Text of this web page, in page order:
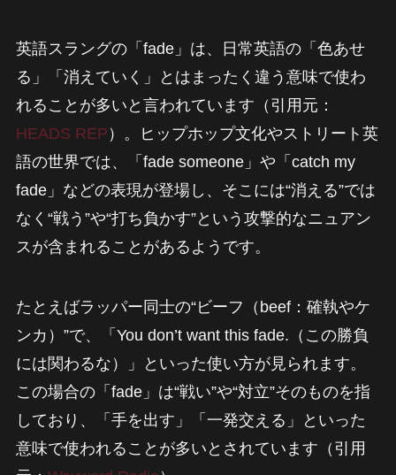
英語スラングの「fade」は、日常英語の「色あせ
る」「消えていく」とはまったく違う意味で使わ
れることが多いと言われています（引用元：
HEADS REP ）。ヒップホップ文化やストリート英
語の世界では、「fade someone」や「catch my
fade」などの表現が登場し、そこには“消える”では
なく“戦う”や“打ち負かす”という攻撃的なニュアン
スが含まれることがあるようです。
たとえばラッパー同士の“ビーフ（beef：確執やケ
ンカ）”で、「You don’t want this fade.（この勝負
には関わるな）」といった使い方が見られます。
この場合の「fade」は“戦い”や“対立”そのものを指
しており、「手を出す」「一発交える」といった
意味で使われることが多いとされています（引用